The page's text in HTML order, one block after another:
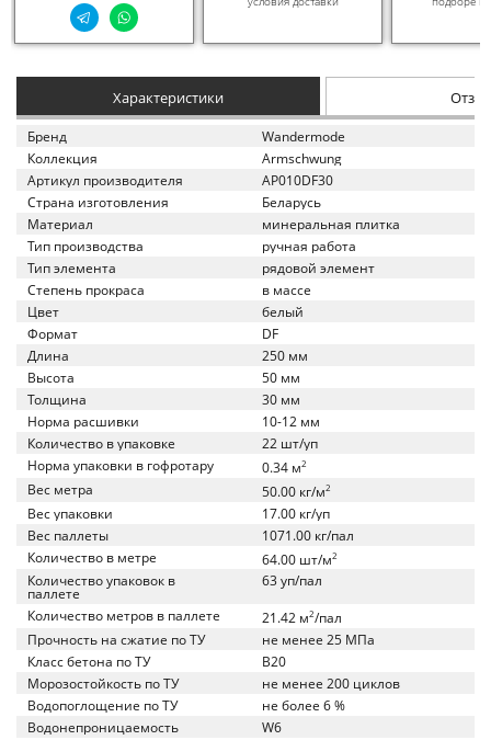
Характеристики
Бренд
Wandermode
Коллекция
Armschwung
Артикул производителя
AP010DF30
Страна изготовления
Беларусь
Материал
минеральная плитка
Тип производства
ручная работа
Тип элемента
рядовой элемент
Степень прокраса
в массе
Цвет
белый
Формат
DF
Длина
250 мм
Высота
50 мм
Толщина
30 мм
Норма расшивки
10-12 мм
Количество в упаковке
22 шт/уп
Норма упаковки в гофротару
0.34 м2
Вес метра 50.00 кг/м2
Вес упаковки
17.00 кг/уп
Вес паллеты
1071.00 кг/пал
Количество в метре
64.00 шт/м2
Количество упаковок в
паллете
63 уп/пал
Количество метров в паллете 21.42 м2/пал
Прочность на сжатие по ТУ
не менее 25 МПа
Класс бетона по ТУ
B20
Морозостойкость по ТУ
не менее 200 циклов
Водопоглощение по ТУ
не более 6 %
Водонепроницаемость
W6